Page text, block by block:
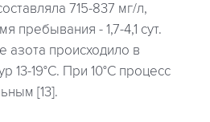
715-837 мг/л,
пребывания - 1,7-4,1 сут.
азота происходило в
13-19°С. При 10°С процесс
[13].